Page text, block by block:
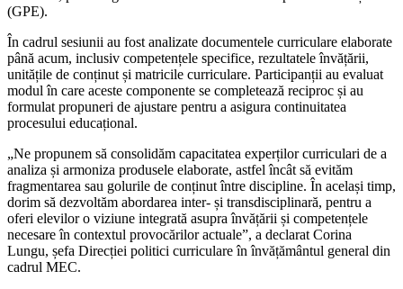
(GPE).
În cadrul sesiunii au fost analizate documentele curriculare elaborate
până acum, inclusiv competențele specifice, rezultatele învățării,
unitățile de conținut și matricile curriculare. Participanții au evaluat
modul în care aceste componente se completează reciproc și au
formulat propuneri de ajustare pentru a asigura continuitatea
procesului educațional.
„Ne propunem să consolidăm capacitatea experților curriculari de a
analiza și armoniza produsele elaborate, astfel încât să evităm
fragmentarea sau golurile de conținut între discipline. În același timp,
dorim să dezvoltăm abordarea inter- și transdisciplinară, pentru a
oferi elevilor o viziune integrată asupra învățării și competențele
necesare în contextul provocărilor actuale”, a declarat Corina
Lungu, șefa Direcției politici curriculare în învățământul general din
cadrul MEC.